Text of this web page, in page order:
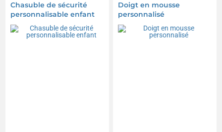
Chasuble de sécurité
personnalisable enfant
Doigt en mousse
personnalisé